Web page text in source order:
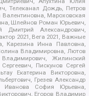
Телеканал Дождь, Петров
Мароховская
Шлейнов Роман Юрьевич,
Дмитрий Александрович,
2021, Вега 2021, Важные
Карезина Инна Павловна,
Владимировна, Лютов
Жилинский
Пискунов Сергей
Екатерина Викторовна,
Грезев Александр
Иванова София Юрьевна,
Егоров Владимир